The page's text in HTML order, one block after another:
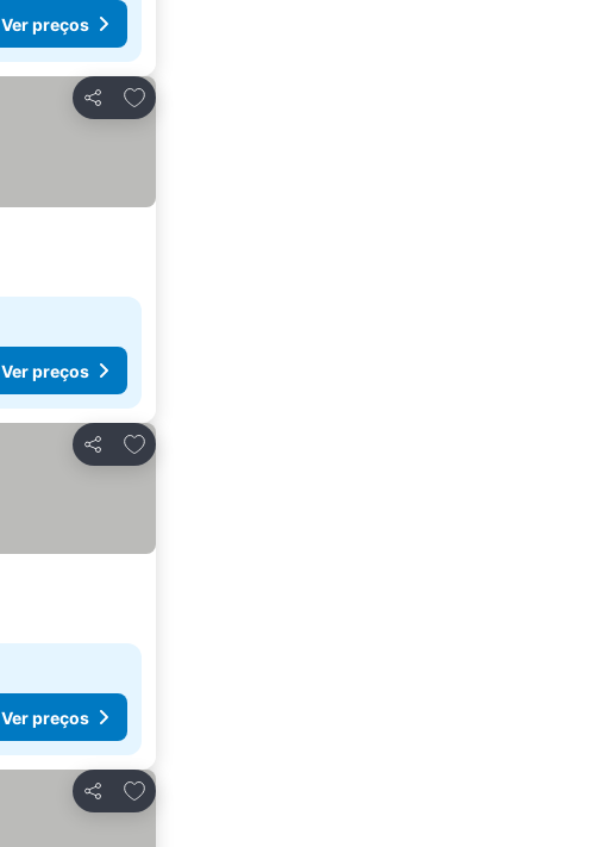
Ver preços
Partilhar
Adicionar aos favoritos
Ver preços
Partilhar
Adicionar aos favoritos
Ver preços
Partilhar
Adicionar aos favoritos